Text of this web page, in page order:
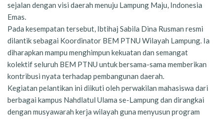
sejalan dengan visi daerah menuju Lampung Maju, Indonesia
Emas.
Pada kesempatan tersebut, Ibtihaj Sabila Dina Rusman resmi
dilantik sebagai Koordinator BEM PTNU Wilayah Lampung. Ia
diharapkan mampu menghimpun kekuatan dan semangat
kolektif seluruh BEM PTNU untuk bersama-sama memberikan
kontribusi nyata terhadap pembangunan daerah.
Kegiatan pelantikan ini diikuti oleh perwakilan mahasiswa dari
berbagai kampus Nahdlatul Ulama se-Lampung dan dirangkai
dengan musyawarah kerja wilayah guna menyusun program